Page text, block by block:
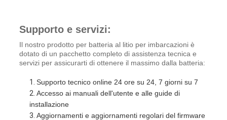
Supporto e servizi:
Il nostro prodotto per batteria al litio per imbarcazioni è
dotato di un pacchetto completo di assistenza tecnica e
servizi per assicurarti di ottenere il massimo dalla batteria:
Supporto tecnico online 24 ore su 24, 7 giorni su 7
Accesso ai manuali dell'utente e alle guide di
installazione
Aggiornamenti e aggiornamenti regolari del firmware